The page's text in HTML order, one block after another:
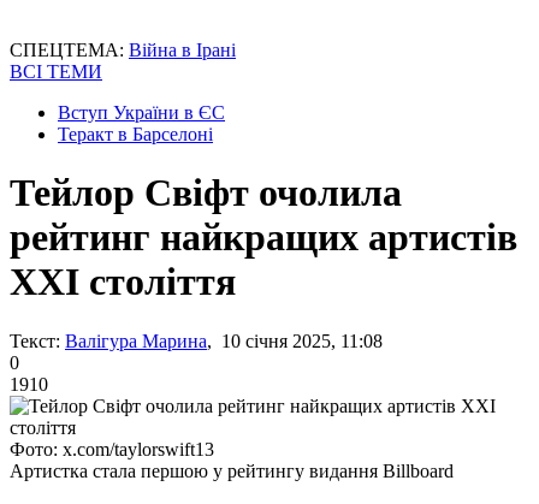
СПЕЦТЕМА: Війна в Ірані
ВСІ ТЕМИ
Вступ України в ЄС
Теракт в Барселоні
Тейлор Свіфт очолила
рейтинг найкращих артистів
XXI століття
Текст: Валігура Марина, 10 січня 2025, 11:08
0
1910
Фото: x.com/taylorswift13
Артистка стала першою у рейтингу видання Billboard